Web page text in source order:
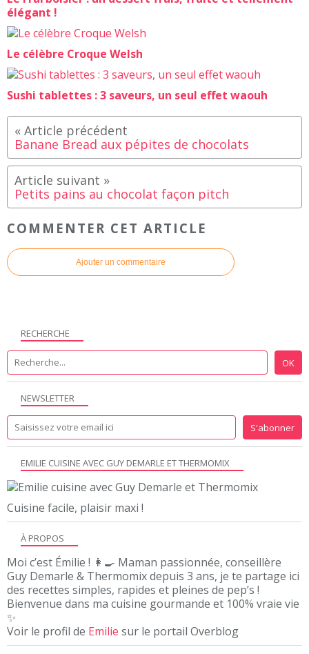
élégant !
Le célèbre Croque Welsh
Sushi tablettes : 3 saveurs, un seul effet waouh
Banane Bread aux pépites de chocolats
Petits pains au chocolat façon pitch
COMMENTER CET ARTICLE
Ajouter un commentaire
NEWSLETTER
RECHERCHE
EMILIE CUISINE AVEC GUY DEMARLE ET THERMOMIX
Cuisine facile, plaisir maxi !
À PROPOS
Moi c’est Émilie ! 👩‍🍳 Maman passionnée, conseillère
Guy Demarle & Thermomix depuis 3 ans, je te partage ici
des recettes simples, rapides et pleines de pep’s !
Bienvenue dans ma cuisine gourmande et 100% vraie vie
✨
Voir le profil de Emilie sur le portail Overblog